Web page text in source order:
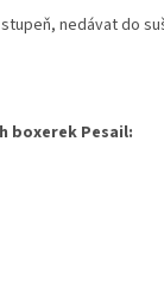
nedávat do
boxerek Pesail: